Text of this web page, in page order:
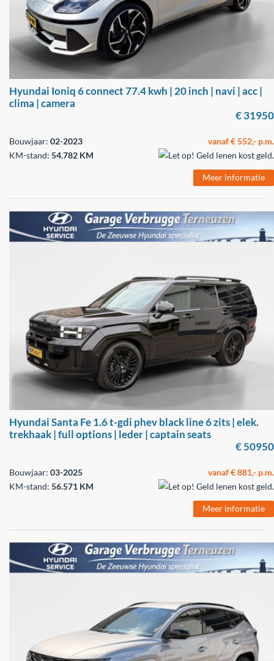
Hyundai Ioniq 6 connect 77.4 kwh | 20 inch | navi | acc |
clima | camera
€ 31950
Bouwjaar: 02-2023
KM-stand: 54.782 KM
vanaf € 552,- p.m.
Meer informatie
Hyundai Santa Fe 1.6 t-gdi phev black line 6 zits | elek.
trekhaak | full options | leder | captain seats
€ 50950
Bouwjaar: 03-2025
KM-stand: 56.571 KM
vanaf € 881,- p.m.
Meer informatie